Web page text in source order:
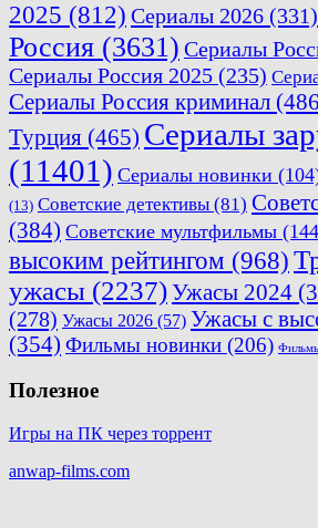
2025 (812) Сериалы 2026 (331)
Россия (3631) Сериалы
Сериалы Россия 2025 (235)
Сериалы Россия криминал
Турция (465) Сериалы
(11401) Сериалы новинки
(13) Советские детективы (81)
(384) Советские мультфильмы
высоким рейтингом (968)
ужасы (2237)Ужасы 2024
(278) Ужасы 2026 (57) Ужасы с
(354) Фильмы новинки (206)
Полезное
Игры на ПК через торрент
anwap-films.com